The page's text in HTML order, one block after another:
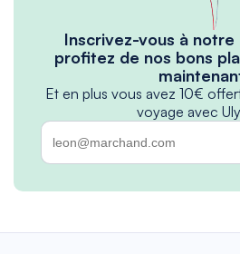
Inscrivez-vous à
profitez de nos bons
Et en plus vous avez 10€
voyage avec